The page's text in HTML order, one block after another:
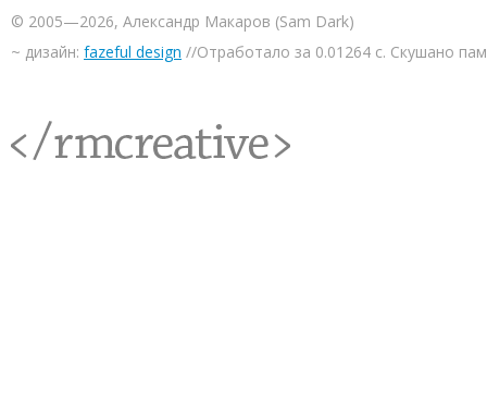
© 2005—2026, Александр Макаров (Sam Dark)
~ дизайн: fazeful design //Отработало за 0.01264 с. Скушано
<rmcreative/>